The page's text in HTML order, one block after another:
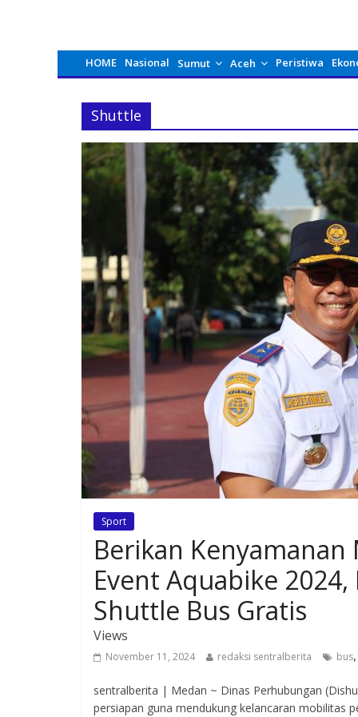
HOME Nasional Sumut Aceh Peristiwa
Shuttle
Sport
Berikan
Event Aquabike
Shuttle Bus Gratis
Views
November 11, 2024 redaksi sentralberita bus,
sentralberita | Medan ~ Dinas Perhubungan
persiapan guna mendukung kelancaran mobilitas